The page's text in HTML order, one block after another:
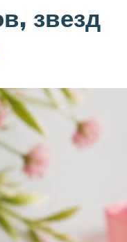
звезд